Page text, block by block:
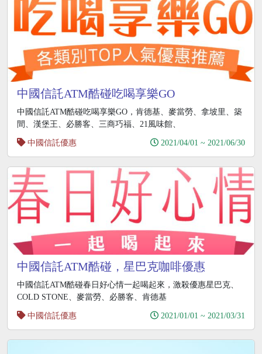
中國信託ATM酷碰吃喝享樂GO
中國信託ATM酷碰吃喝享樂GO，肯德基、麥當勞、拿坡里、築
間、漢堡王、必勝客、三商巧福、21風味館、
中國信託優惠
2021/04/01 ~ 2021/06/30
中國信託ATM酷碰，星巴克咖啡優惠
中國信託ATM酷碰春日好心情一起喝起來，激殺優惠星巴克、
COLD STONE、麥當勞、必勝客、肯德基
中國信託優惠
2021/01/01 ~ 2021/03/31